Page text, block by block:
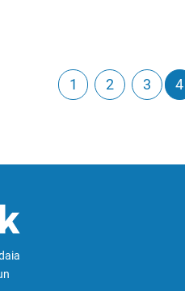
1 2 3 4